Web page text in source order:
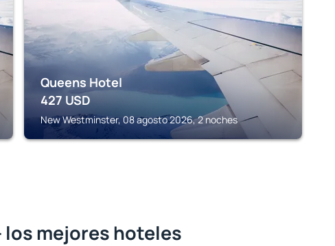
Queens Hotel
427 USD
New Westminster, 08 agosto 2026, 2 noches
los mejores hoteles